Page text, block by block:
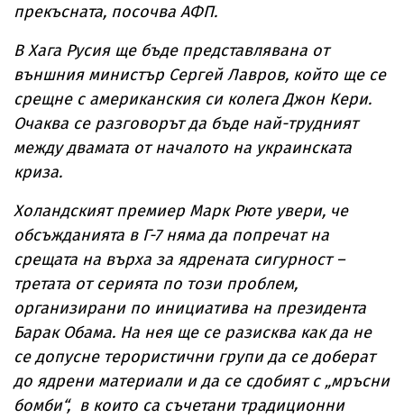
прекъсната, посочва АФП.
В Хага Русия ще бъде представлявана от
външния министър Сергей Лавров, който ще се
срещне с американския си колега Джон Кери.
Очаква се разговорът да бъде най-трудният
между двамата от началото на украинската
криза.
Холандският премиер Марк Рюте увери, че
обсъжданията в Г-7 няма да попречат на
срещата на върха за ядрената сигурност –
третата от серията по този проблем,
организирани по инициатива на президента
Барак Обама. На нея ще се разисква как да не
се допусне терористични групи да се доберат
до ядрени материали и да се сдобият с „мръсни
бомби“, в които са съчетани традиционни